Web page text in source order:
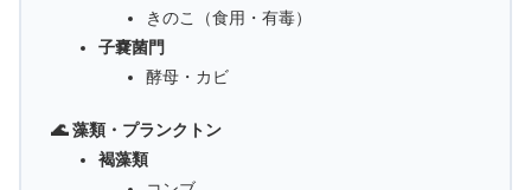
きのこ（食用・有毒）
子嚢菌門
酵母・カビ
🌊 藻類・プランクトン
褐藻類